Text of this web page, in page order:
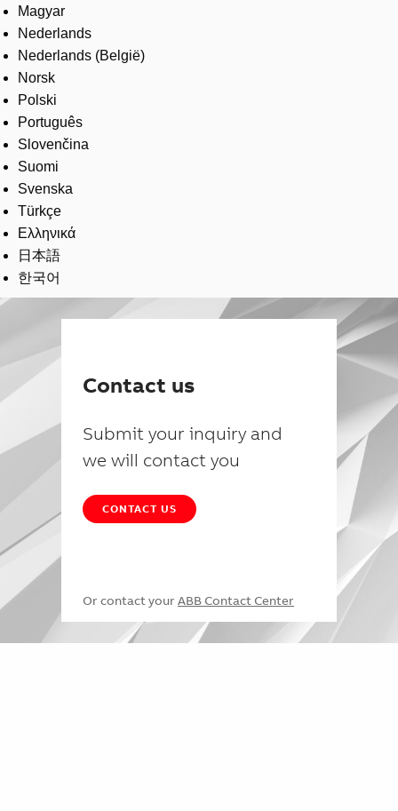
Magyar
Nederlands
Nederlands (België)
Norsk
Polski
Português
Slovenčina
Suomi
Svenska
Türkçe
Ελληνικά
日本語
한국어
Contact us
Submit your inquiry and
we will contact you
CONTACT US
Or contact your ABB Contact Center